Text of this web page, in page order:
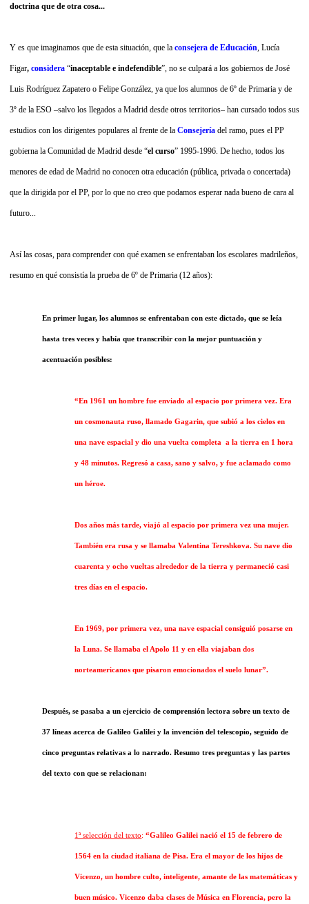
doctrina que de otra cosa...
Y es que imaginamos que de esta situación, que la consejera de Educación , Lucía
Figar, considera “inaceptable e indefendible”, no se culpará a los gobiernos de José
Luis Rodríguez Zapatero o Felipe González, ya que los alumnos de 6º de Primaria y de
3º de la ESO –salvo los llegados a Madrid desde otros territorios– han cursado todos sus
estudios con los dirigentes populares al frente de la Consejería del ramo, pues el PP
gobierna la Comunidad de Madrid desde “el curso” 1995-1996. De hecho, todos los
menores de edad de Madrid no conocen otra educación (pública, privada o concertada)
que la dirigida por el PP, por lo que no creo que podamos esperar nada bueno de cara al
futuro...
Así las cosas, para comprender con qué examen se enfrentaban los escolares madrileños,
resumo en qué consistía la prueba de 6º de Primaria (12 años):
En primer lugar, los alumnos se enfrentaban con este dictado, que se leía
hasta tres veces y había que transcribir con la mejor puntuación y
acentuación posibles:
“En 1961 un hombre fue enviado al espacio por primera vez. Era
un cosmonauta ruso, llamado Gagarin, que subió a los cielos en
una nave espacial y dio una vuelta completa a la tierra en 1 hora
y 48 minutos. Regresó a casa, sano y salvo, y fue aclamado como
un héroe.
Dos años más tarde, viajó al espacio por primera vez una mujer.
También era rusa y se llamaba Valentina Tereshkova. Su nave dio
cuarenta y ocho vueltas alrededor de la tierra y permaneció casi
tres días en el espacio.
En 1969, por primera vez, una nave espacial consiguió posarse en
la Luna. Se llamaba el Apolo 11 y en ella viajaban dos
norteamericanos que pisaron emocionados el suelo lunar”.
Después, se pasaba a un ejercicio de comprensión lectora sobre un texto de
37 líneas acerca de Galileo Galilei y la invención del telescopio, seguido de
cinco preguntas relativas a lo narrado. Resumo tres preguntas y las partes
del texto con que se relacionan:
1ª selección del texto:“Galileo Galilei nació el 15 de febrero de
1564 en la ciudad italiana de Pisa. Era el mayor de los hijos de
Vicenzo, un hombre culto, inteligente, amante de las matemáticas y
buen músico. Vicenzo daba clases de Música en Florencia, pero la